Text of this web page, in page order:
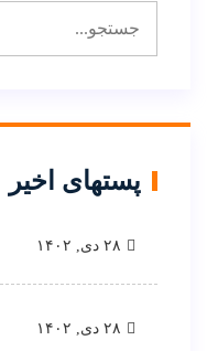
پستهای اخیر
۲۸ دی, ۱۴۰۲
۲۸ دی, ۱۴۰۲